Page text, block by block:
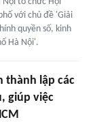
với chủ đề 'Giải
quyền số, kinh
Hà Nội'.
thành lập các
giúp việc